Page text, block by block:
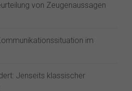
von Zeugenaussagen
im
Jenseits klassischer